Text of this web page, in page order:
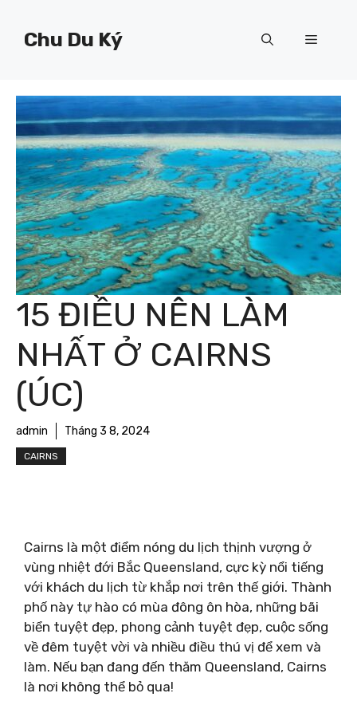
Chu Du Ký Menu
15 ĐIỀU NÊN LÀM
NHẤT Ở CAIRNS
(ÚC)
admin Tháng 3 8, 2024
CAIRNS
Cairns là một điểm nóng du lịch thịnh vượng ở
vùng nhiệt đới Bắc Queensland, cực kỳ nổi tiếng
với khách du lịch từ khắp nơi trên thế giới. Thành
phố này tự hào có mùa đông ôn hòa, những bãi
biển tuyệt đẹp, phong cảnh tuyệt đẹp, cuộc sống
về đêm tuyệt vời và nhiều điều thú vị để xem và
làm. Nếu bạn đang đến thăm Queensland, Cairns
là nơi không thể bỏ qua!